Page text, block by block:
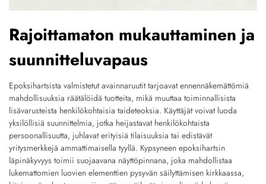
Rajoittamaton mukauttaminen ja
suunnitteluvapaus
Epoksihartsista valmistetut avainnaruutit tarjoavat ennennäkemättömiä
mahdollisuuksia räätälöidä tuotteita, mikä muuttaa toiminnallisista
lisävarusteista henkilökohtaisia taideteoksia. Käyttäjät voivat luoda
yksilöllisiä suunnittelmia, jotka heijastavat henkilökohtaista
persoonallisuutta, juhlavat erityisiä tilaisuuksia tai edistävät
yritysmerkkejä ammattimaisella tyyllä. Kypsyneen epoksihartsin
läpinäkyvyys toimii suojaavana näyttöpinnana, joka mahdollistaa
lukemattomien luovien elementtien pysyvän säilyttämisen kirkkaassa,